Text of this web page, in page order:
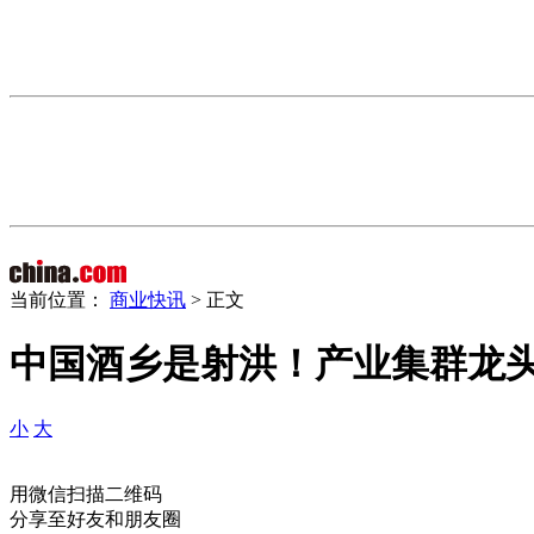
当前位置： 商业快讯 > 正文
中国酒乡是射洪！产业集群龙
小 大
用微信扫描二维码
分享至好友和朋友圈